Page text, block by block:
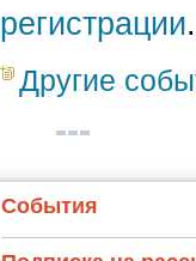
регистрации.
Другие
События